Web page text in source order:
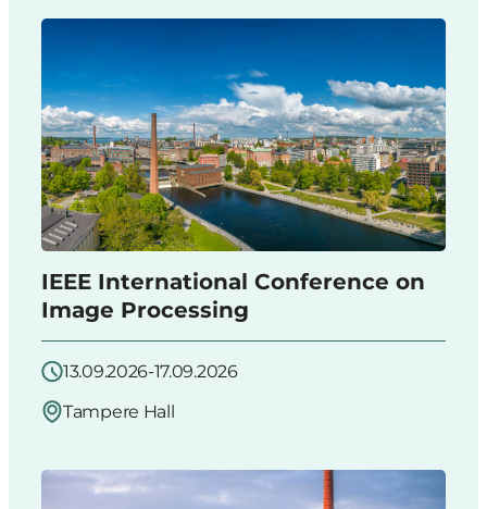
IEEE International Conference on
Image Processing
13.09.2026-17.09.2026
Tampere Hall